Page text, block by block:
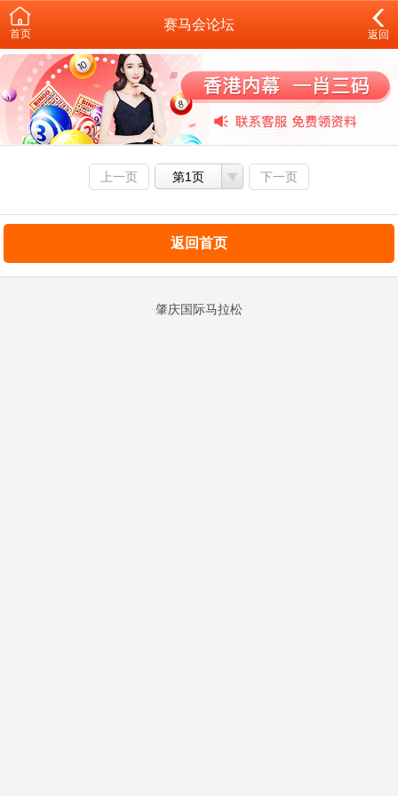
首页
赛马会论坛
返回
上一页 第1页 下一页
返回首页
肇庆国际马拉松